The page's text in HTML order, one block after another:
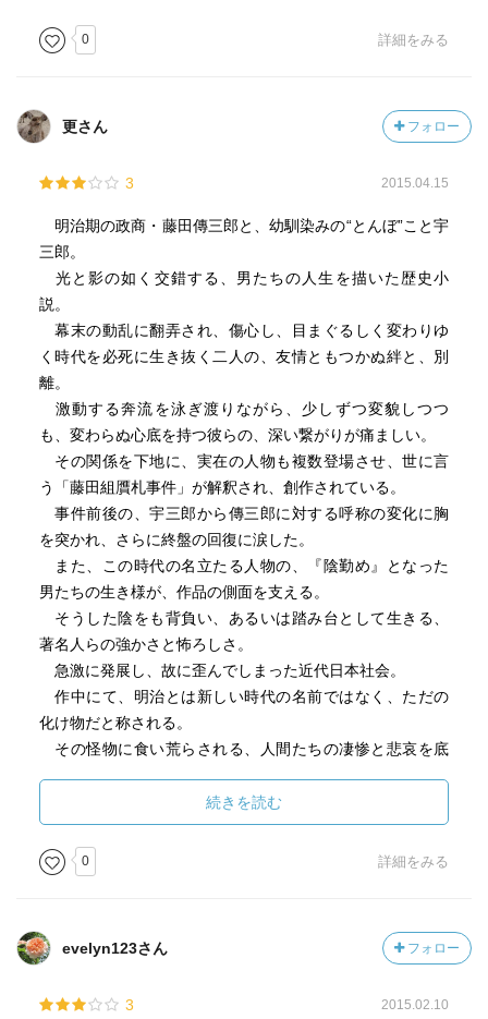
0 詳細をみる
更さん フォロー
3 2015.04.15
明治期の政商・藤田傳三郎と、幼馴染みの“とんぼ”こと宇
三郎。
光と影の如く交錯する、男たちの人生を描いた歴史小
説。
幕末の動乱に翻弄され、傷心し、目まぐるしく変わりゆ
く時代を必死に生き抜く二人の、友情ともつかぬ絆と、別
離。
激動する奔流を泳ぎ渡りながら、少しずつ変貌しつつ
も、変わらぬ心底を持つ彼らの、深い繋がりが痛ましい。
その関係を下地に、実在の人物も複数登場させ、世に言
う「藤田組贋札事件」が解釈され、創作されている。
事件前後の、宇三郎から傳三郎に対する呼称の変化に胸
を突かれ、さらに終盤の回復に涙した。
また、この時代の名立たる人物の、『陰勤め』となった
男たちの生き様が、作品の側面を支える。
そうした陰をも背負い、あるいは踏み台として生きる、
著名人らの強かさと怖ろしさ。
急激に発展し、故に歪んでしまった近代日本社会。
作中にて、明治とは新しい時代の名前ではなく、ただの
化け物だと称される。
その怪物に食い荒らされる、人間たちの凄惨と悲哀を底
続きを読む
0 詳細をみる
evelyn123さん フォロー
3 2015.02.10